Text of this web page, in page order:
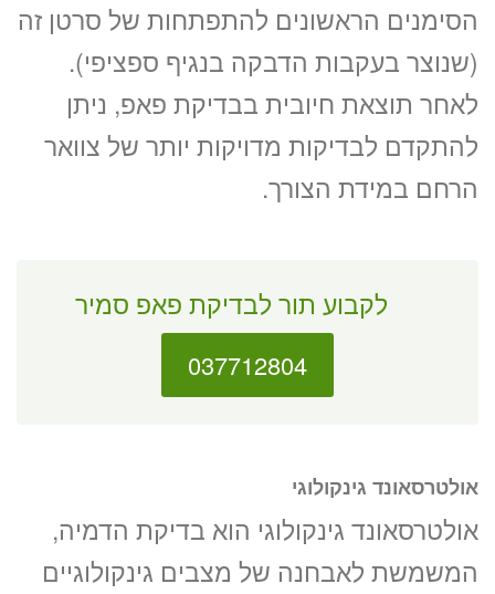
הסימנים הראשונים להתפתחות של סרטן זה
(שנוצר בעקבות הדבקה בנגיף ספציפי).
לאחר תוצאת חיובית בבדיקת פאפ, ניתן
להתקדם לבדיקות מדויקות יותר של צוואר
הרחם במידת הצורך.
לקבוע תור לבדיקת פאפ סמיר
037712804
אולטרסאונד גינקולוגי
אולטרסאונד גינקולוגי הוא בדיקת הדמיה,
המשמשת לאבחנה של מצבים גינקולוגיים